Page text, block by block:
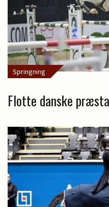
Springning
Flotte danske